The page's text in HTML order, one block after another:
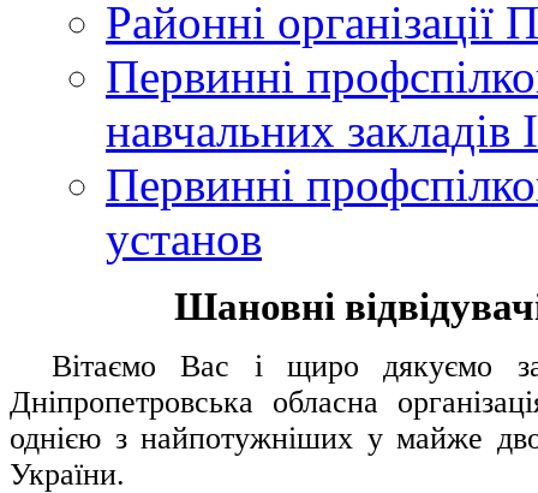
Районні організації
Первинні
навчальних закладів
Первинні
установ
Шановні
Вітаємо Вас і щиро дякуємо за
Дніпропетровська обласна
однією з найпотужніших у майже
України.